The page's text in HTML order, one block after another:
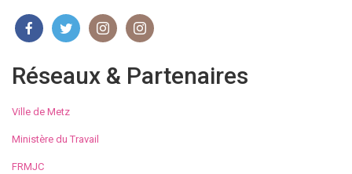
Réseaux & Partenaires
Ville de Metz
Ministère du Travail
FRMJC